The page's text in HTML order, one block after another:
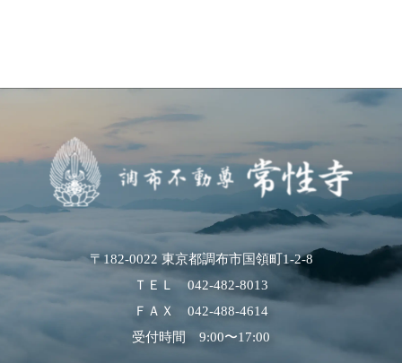
〒182-0022 東京都調布市国領町1-2-8
ＴＥＬ 042-482-8013
ＦＡＸ 042-488-4614
受付時間 9:00〜17:00